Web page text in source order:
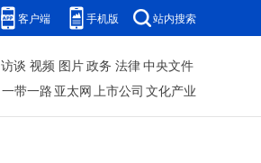
客户端 手机版 站内搜索
访谈 视频 图片政务 法律中央文件
一带一路 亚太网上市公司 文化产业